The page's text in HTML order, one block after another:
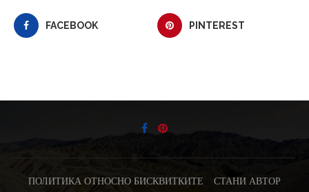
FACEBOOK PINTEREST
ПОЛИТИКА ОТНОСНО БИСКВИТКИТЕ СТАНИ АВТОР